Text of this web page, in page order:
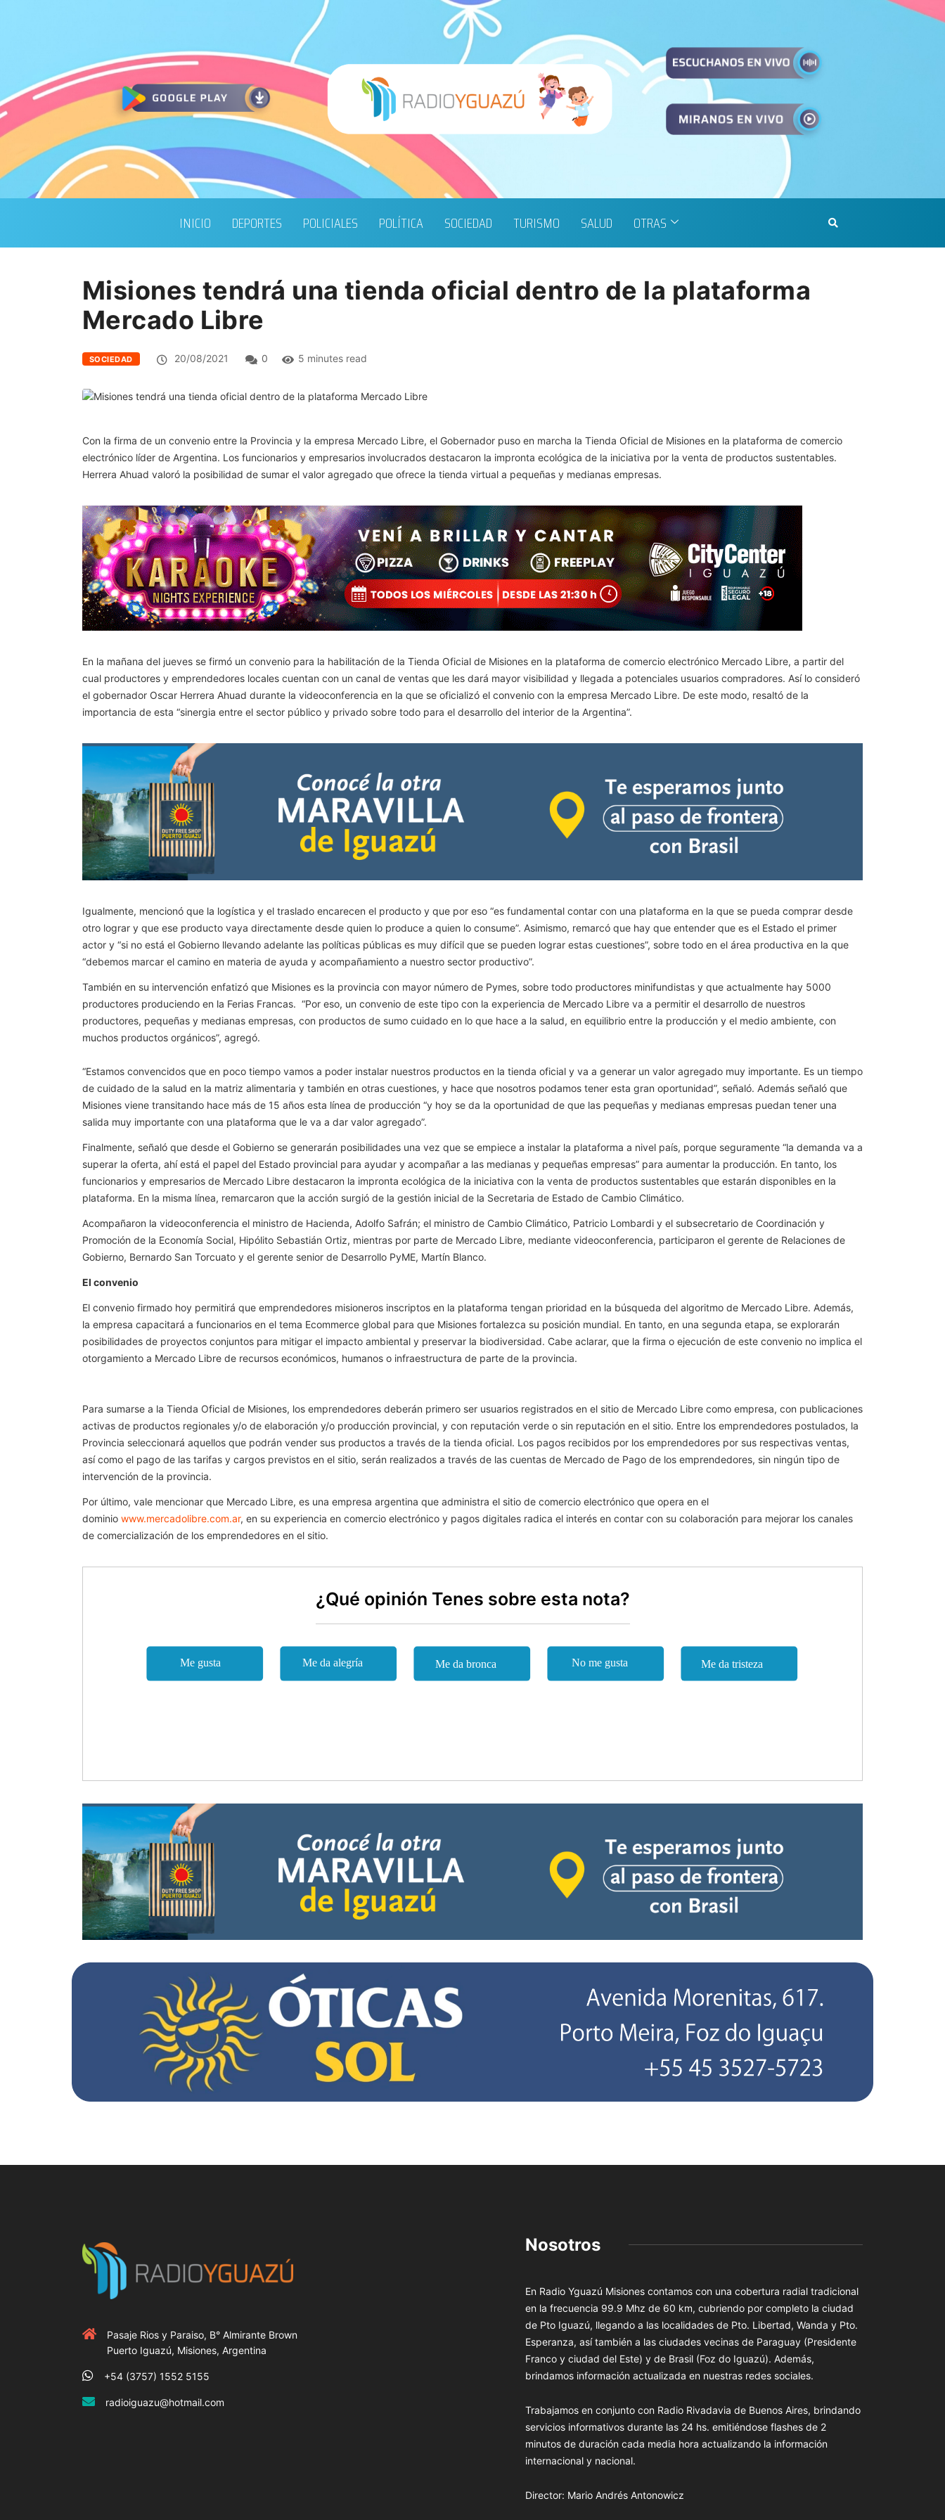
INICIO DEPORTES POLICIALES POLÍTICA SOCIEDAD TURISMO SALUD OTRAS
Misiones tendrá una tienda oficial dentro de la plataforma
Mercado Libre
SOCIEDAD 20/08/2021 0 5 minutes read
Con la firma de un convenio entre la Provincia y la empresa Mercado Libre, el Gobernador puso en marcha la Tienda Oficial de Misiones en la plataforma de comercio
electrónico líder de Argentina. Los funcionarios y empresarios involucrados destacaron la impronta ecológica de la iniciativa por la venta de productos sustentables.
Herrera Ahuad valoró la posibilidad de sumar el valor agregado que ofrece la tienda virtual a pequeñas y medianas empresas.
En la mañana del jueves se firmó un convenio para la habilitación de la Tienda Oficial de Misiones en la plataforma de comercio electrónico Mercado Libre, a partir del
cual productores y emprendedores locales cuentan con un canal de ventas que les dará mayor visibilidad y llegada a potenciales usuarios compradores. Así lo consideró
el gobernador Oscar Herrera Ahuad durante la videoconferencia en la que se oficializó el convenio con la empresa Mercado Libre. De este modo, resaltó de la
importancia de esta “sinergia entre el sector público y privado sobre todo para el desarrollo del interior de la Argentina”.
Igualmente, mencionó que la logística y el traslado encarecen el producto y que por eso “es fundamental contar con una plataforma en la que se pueda comprar desde
otro lograr y que ese producto vaya directamente desde quien lo produce a quien lo consume”. Asimismo, remarcó que hay que entender que es el Estado el primer
actor y “si no está el Gobierno llevando adelante las políticas públicas es muy difícil que se pueden lograr estas cuestiones”, sobre todo en el área productiva en la que
“debemos marcar el camino en materia de ayuda y acompañamiento a nuestro sector productivo”.
También en su intervención enfatizó que Misiones es la provincia con mayor número de Pymes, sobre todo productores minifundistas y que actualmente hay 5000
productores produciendo en la Ferias Francas. “Por eso, un convenio de este tipo con la experiencia de Mercado Libre va a permitir el desarrollo de nuestros
productores, pequeñas y medianas empresas, con productos de sumo cuidado en lo que hace a la salud, en equilibrio entre la producción y el medio ambiente, con
muchos productos orgánicos”, agregó.
“Estamos convencidos que en poco tiempo vamos a poder instalar nuestros productos en la tienda oficial y va a generar un valor agregado muy importante. Es un tiempo
de cuidado de la salud en la matriz alimentaria y también en otras cuestiones, y hace que nosotros podamos tener esta gran oportunidad”, señaló. Además señaló que
Misiones viene transitando hace más de 15 años esta línea de producción “y hoy se da la oportunidad de que las pequeñas y medianas empresas puedan tener una
salida muy importante con una plataforma que le va a dar valor agregado”.
Finalmente, señaló que desde el Gobierno se generarán posibilidades una vez que se empiece a instalar la plataforma a nivel país, porque seguramente “la demanda va a
superar la oferta, ahí está el papel del Estado provincial para ayudar y acompañar a las medianas y pequeñas empresas” para aumentar la producción. En tanto, los
funcionarios y empresarios de Mercado Libre destacaron la impronta ecológica de la iniciativa con la venta de productos sustentables que estarán disponibles en la
plataforma. En la misma línea, remarcaron que la acción surgió de la gestión inicial de la Secretaria de Estado de Cambio Climático.
Acompañaron la videoconferencia el ministro de Hacienda, Adolfo Safrán; el ministro de Cambio Climático, Patricio Lombardi y el subsecretario de Coordinación y
Promoción de la Economía Social, Hipólito Sebastián Ortiz, mientras por parte de Mercado Libre, mediante videoconferencia, participaron el gerente de Relaciones de
Gobierno, Bernardo San Torcuato y el gerente senior de Desarrollo PyME, Martín Blanco.
El convenio
El convenio firmado hoy permitirá que emprendedores misioneros inscriptos en la plataforma tengan prioridad en la búsqueda del algoritmo de Mercado Libre. Además,
la empresa capacitará a funcionarios en el tema Ecommerce global para que Misiones fortalezca su posición mundial. En tanto, en una segunda etapa, se explorarán
posibilidades de proyectos conjuntos para mitigar el impacto ambiental y preservar la biodiversidad. Cabe aclarar, que la firma o ejecución de este convenio no implica el
otorgamiento a Mercado Libre de recursos económicos, humanos o infraestructura de parte de la provincia.
Para sumarse a la Tienda Oficial de Misiones, los emprendedores deberán primero ser usuarios registrados en el sitio de Mercado Libre como empresa, con publicaciones
activas de productos regionales y/o de elaboración y/o producción provincial, y con reputación verde o sin reputación en el sitio. Entre los emprendedores postulados, la
Provincia seleccionará aquellos que podrán vender sus productos a través de la tienda oficial. Los pagos recibidos por los emprendedores por sus respectivas ventas,
así como el pago de las tarifas y cargos previstos en el sitio, serán realizados a través de las cuentas de Mercado de Pago de los emprendedores, sin ningún tipo de
intervención de la provincia.
Por último, vale mencionar que Mercado Libre, es una empresa argentina que administra el sitio de comercio electrónico que opera en el
dominio www.mercadolibre.com.ar, en su experiencia en comercio electrónico y pagos digitales radica el interés en contar con su colaboración para mejorar los canales
de comercialización de los emprendedores en el sitio.
¿Qué opinión Tenes sobre esta nota?
Pasaje Rios y Paraiso, B° Almirante Brown
Puerto Iguazú, Misiones, Argentina
+54 (3757) 1552 5155
radioiguazu@hotmail.com
Nosotros
En Radio Yguazú Misiones contamos con una cobertura radial tradicional
en la frecuencia 99.9 Mhz de 60 km, cubriendo por completo la ciudad
de Pto Iguazú, llegando a las localidades de Pto. Libertad, Wanda y Pto.
Esperanza, así también a las ciudades vecinas de Paraguay (Presidente
Franco y ciudad del Este) y de Brasil (Foz do Iguazú). Además,
brindamos información actualizada en nuestras redes sociales.
Trabajamos en conjunto con Radio Rivadavia de Buenos Aires, brindando
servicios informativos durante las 24 hs. emitiéndose flashes de 2
minutos de duración cada media hora actualizando la información
internacional y nacional.
Director: Mario Andrés Antonowicz